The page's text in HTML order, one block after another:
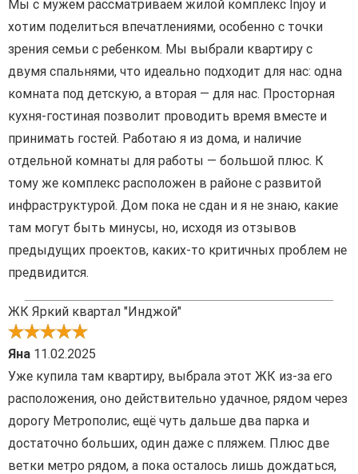
Мы с мужем рассматриваем жилой комплекс Injoy и
хотим поделиться впечатлениями, особенно с точки
зрения семьи с ребенком. Мы выбрали квартиру с
двумя спальнями, что идеально подходит для нас: одна
комната под детскую, а вторая — для нас. Просторная
кухня-гостиная позволит проводить время вместе и
принимать гостей. Работаю я из дома, и наличие
отдельной комнаты для работы — большой плюс. К
тому же комплекс расположен в районе с развитой
инфраструктурой. Дом пока не сдан и я не знаю, какие
там могут быть минусы, но, исходя из отзывов
предыдущих проектов, каких-то критичных проблем не
предвидится.
ЖК Яркий квартал "Инджой"
Яна 11.02.2025
Уже купила там квартиру, выбрала этот ЖК из-за его
расположения, оно действительно удачное, рядом через
дорогу Метрополис, ещё чуть дальше два парка и
достаточно больших, один даже с пляжем. Плюс две
ветки метро рядом, а пока осталось лишь дождаться,